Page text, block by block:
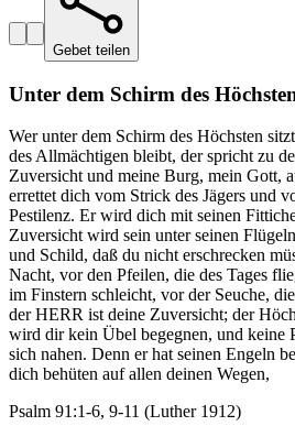
Gebet teilen
Unter dem Schirm des
Wer unter dem Schirm des Höchsten
des Allmächtigen bleibt, der spricht zu
Zuversicht und meine Burg, mein Gott,
errettet dich vom Strick des Jägers und
Pestilenz. Er wird dich mit seinen
Zuversicht wird sein unter seinen
und Schild, daß du nicht erschrecken
Nacht, vor den Pfeilen, die des Tages
im Finstern schleicht, vor der Seuche,
der HERR ist deine Zuversicht; der
wird dir kein Übel begegnen, und keine
sich nahen. Denn er hat seinen Engeln
dich behüten auf allen deinen Wegen,
Psalm 91:1-6, 9-11 (Luther 1912)